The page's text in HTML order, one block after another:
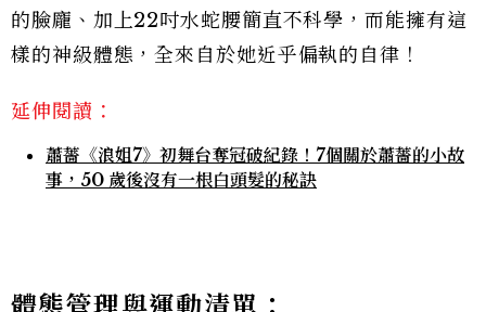
的臉龐、加上22吋水蛇腰簡直不科學，而能擁有這
樣的神級體態，全來自於她近乎偏執的自律！
延伸閱讀：
蕭薔《浪姐7》初舞台奪冠破紀錄！7個關於蕭薔的小故
事，50 歲後沒有一根白頭髮的秘訣